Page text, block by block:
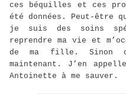
ces béquilles et ces
été données. Peut-être
je suis des soins
reprendre ma vie et
de ma fille. Sinon
maintenant. J’en
Antoinette à me sauver.